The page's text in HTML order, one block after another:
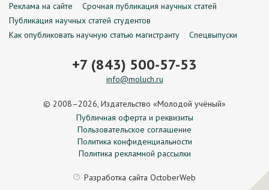
Реклама на сайте
Срочная публикация научных статей
Публикация научных статей студентов
Как опубликовать научную статью магистранту
Спецвыпуски
+7 (843) 500-57-53
info@moluch.ru
© 2008–2026, Издательство «Молодой учёный»
Публичная оферта и реквизиты
Пользовательское соглашение
Политика конфиденциальности
Политика рекламной рассылки
Разработка сайта OctoberWeb